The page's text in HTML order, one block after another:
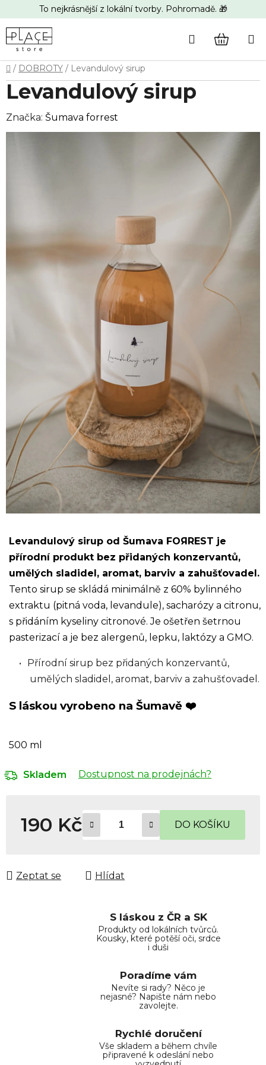
na
obsah
To nejkrásnější z lokální tvorby. Pohromadě. 🎁
Hledat
Domů
/ DOBROTY / Levandulový sirup
Levandulový sirup od Šumava FOЯREST je
přírodní produkt bez přidaných konzervantů,
umělých sladidel, aromat, barviv a zahušťovadel.
Tento sirup se skládá minimálně z 60% bylinného
extraktu (pitná voda, levandule), sacharózy a citronu,
s přidáním kyseliny citronové. Je ošetřen šetrnou
pasterizací a je bez alergenů, lepku, laktózy a GMO.
Přírodní sirup bez přidaných konzervantů,
umělých sladidel, aromat, barviv a zahušťovadel.
S láskou vyrobeno na Šumavě ❤️
500 ml
Skladem Dostupnost na prodejnách?
190 Kč DO KOŠÍKU
Zeptat se Hlídat
Levandulový sirup
Značka: Šumava forrest
S láskou z ČR a SK
Produkty od lokálních tvůrců.
Kousky, které potěší oči, srdce
i duši
Poradíme vám
Nevíte si rady? Něco je
nejasné? Napište nám nebo
zavolejte.
Rychlé doručení
Vše skladem a během chvíle
připravené k odeslání nebo